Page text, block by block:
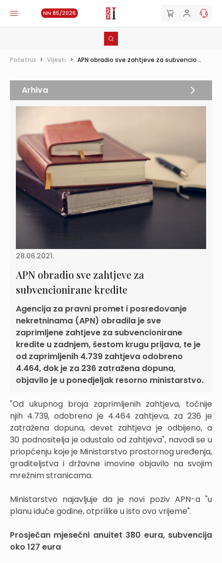
NN 85/2026
Početna > Vijesti > APN obradio sve zahtjeve za subvencio...
28.06.2021.
APN obradio sve zahtjeve za
subvencionirane kredite
Agencija za pravni promet i posredovanje
nekretninama (APN) obradila je sve
zaprimljene zahtjeve za subvencionirane
kredite u zadnjem, šestom krugu prijava, te je
od zaprimljenih 4.739 zahtjeva odobreno
4.464, dok je za 236 zatražena dopuna,
objavilo je u ponedjeljak resorno ministarstvo.
"Od ukupnog broja zaprimljenih zahtjeva, točnije
njih 4.739, odobreno je 4.464 zahtjeva, za 236 je
zatražena dopuna, devet zahtjeva je odbijeno, a
30 podnositelja je odustalo od zahtjeva", navodi se u
priopćenju koje je Ministarstvo prostornog uređenja,
graditeljstva i državne imovine objavilo na svojim
mrežnim stranicama.
Ministarstvo najavljuje da je novi poziv APN-a "u
planu iduće godine, otprilike u isto ovo vrijeme".
Prosječan mjesečni anuitet 380 eura, subvencija
oko 127 eura
Arhiva